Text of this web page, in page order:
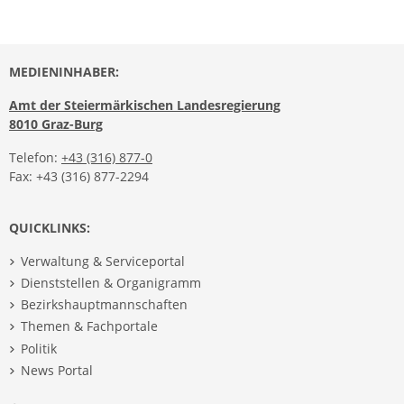
MEDIENINHABER:
Amt der Steiermärkischen Landesregierung
8010 Graz-Burg
Telefon: +43 (316) 877-0
Fax: +43 (316) 877-2294
QUICKLINKS:
Verwaltung & Serviceportal
Dienststellen & Organigramm
Bezirkshauptmannschaften
Themen & Fachportale
Politik
News Portal